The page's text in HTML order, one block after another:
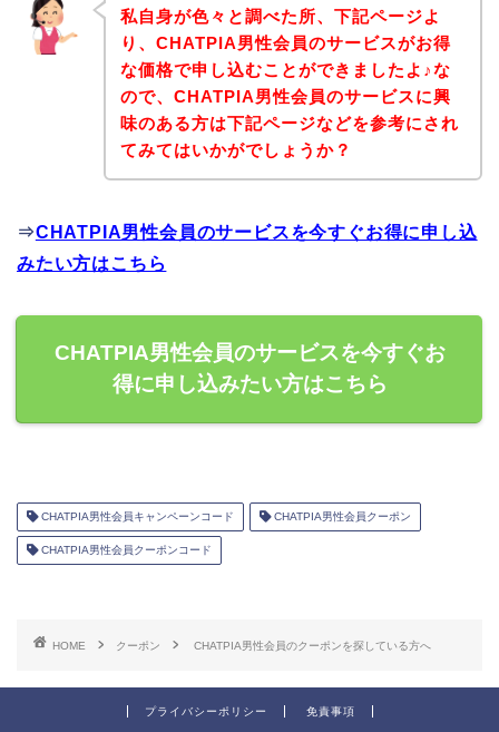
私自身が色々と調べた所、下記ページよ
り、CHATPIA男性会員のサービスがお得
な価格で申し込むことができましたよ♪な
ので、CHATPIA男性会員のサービスに興
味のある方は下記ページなどを参考にされ
てみてはいかがでしょうか？
⇒CHATPIA男性会員のサービスを今すぐお得に申し込
みたい方はこちら
CHATPIA男性会員のサービスを今すぐお
得に申し込みたい方はこちら
CHATPIA男性会員キャンペーンコード CHATPIA男性会員クーポン
CHATPIA男性会員クーポンコード
HOME クーポン CHATPIA男性会員のクーポンを探している方へ
プライバシーポリシー 免責事項